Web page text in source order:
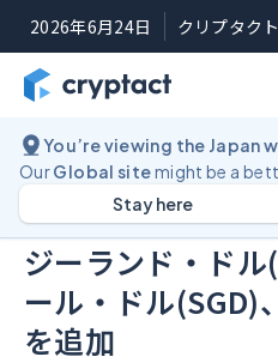
2026年6月24日 クリプタク
You’re viewing the Japan
OurGlobal sitemight be a
Stay here
機能アップデート
会計通貨に英ポ
ジーランド・ド
ール・ドル(SGD)
を追加